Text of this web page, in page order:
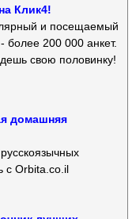
Клик4!
и посещаемый
более 200 000 анкет.
свою половинку!
домашняя
с Orbita.co.il